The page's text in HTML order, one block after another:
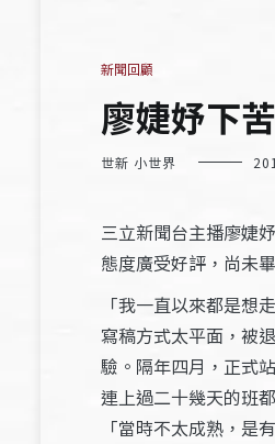
新聞回顧
廖婕妤下
世新 小世界
三立新聞台主播廖婕
態度廣受好評，尚未
「我一直以來都是
寫稿方式太平面，被
驗。隔年四月，正式
連上過二十幾天的班
「當時不太成熟，